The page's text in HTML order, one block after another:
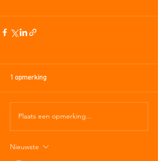
1 opmerking
Plaats een opmerking...
Nieuwste